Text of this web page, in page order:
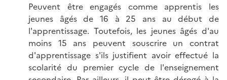
Peuvent être engagés comme apprentis les
jeunes âgés de 16 à 25 ans au début de
l'apprentissage. Toutefois, les jeunes âgés d'au
moins 15 ans peuvent souscrire un contrat
d'apprentissage s'ils justifient avoir effectué la
scolarité du premier cycle de l'enseignement